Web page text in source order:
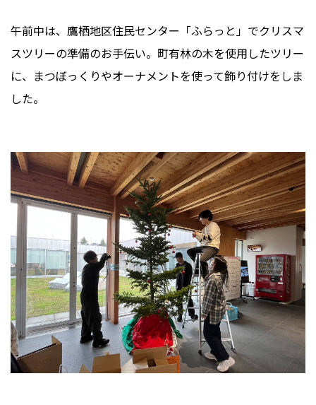
午前中は、鷹栖地区住民センター「ふらっと」でクリスマ
スツリーの準備のお手伝い。町有林の木を使用したツリー
に、まつぼっくりやオーナメントを使って飾り付けをしま
した。